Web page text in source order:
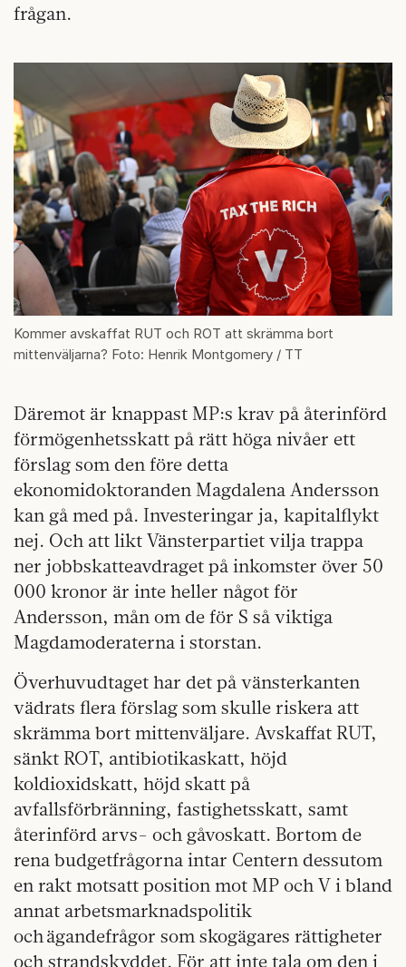
frågan.
Kommer avskaffat RUT och ROT att skrämma bort
mittenväljarna? Foto: Henrik Montgomery / TT
Däremot är knappast MP:s krav på återinförd
förmögenhetsskatt på rätt höga nivåer ett
förslag som den före detta
ekonomidoktoranden Magdalena Andersson
kan gå med på. Investeringar ja, kapitalflykt
nej. Och att likt Vänsterpartiet vilja trappa
ner jobbskatteavdraget på inkomster över 50
000 kronor är inte heller något för
Andersson, mån om de för S så viktiga
Magdamoderaterna i storstan.
Överhuvudtaget har det på vänsterkanten
vädrats flera förslag som skulle riskera att
skrämma bort mittenväljare. Avskaffat RUT,
sänkt ROT, antibiotikaskatt, höjd
koldioxidskatt, höjd skatt på
avfallsförbränning, fastighetsskatt, samt
återinförd arvs- och gåvoskatt. Bortom de
rena budgetfrågorna intar Centern dessutom
en rakt motsatt position mot MP och V i bland
annat arbetsmarknadspolitik
och ägandefrågor som skogägares rättigheter
och strandskyddet. För att inte tala om den i